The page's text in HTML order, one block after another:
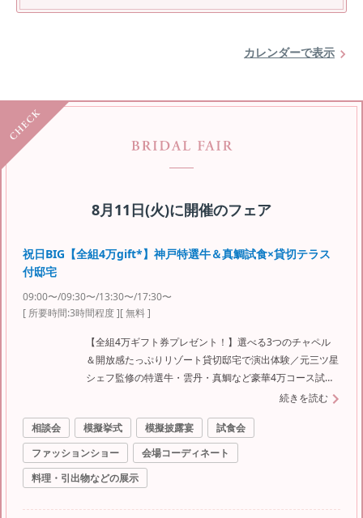
カレンダーで表示
8月11日(火)に開催のフェア
祝日BIG【全組4万gift*】神戸特選牛＆真鯛試食×貸切テラス
付邸宅
09:00〜/09:30〜/13:30〜/17:30〜
[ 所要時間:3時間程度][ 無料 ]
【全組4万ギフト券プレゼント！】選べる3つのチャペル
＆開放感たっぷりリゾート貸切邸宅で演出体験／元三ツ星
シェフ監修の特選牛・雲丹・真鯛など豪華4万コース試食
ご堪能♪＜ドレスやお料理など最大150万特典＞ ≪ご来館
フおすすめ豪華4万コース相当試食 ◆今だけ*全組4万円分
のカタログギフト贈呈！ ※ギフト券は新郎新婦参加・3時
間フェア滞在・当グループ初来館が対象 ≪フェア内容≫
◆ガーデンチャペル＆緑感じる森のチャペル体験 ◆白亜
続きを読む
相談会 模擬挙式 模擬披露宴
試食会
ファッションショー
会場コーディネート
料理・引出物などの展示